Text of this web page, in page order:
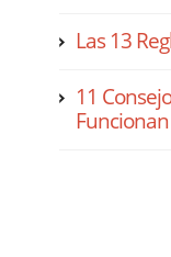
Las 13
11
Funcionan